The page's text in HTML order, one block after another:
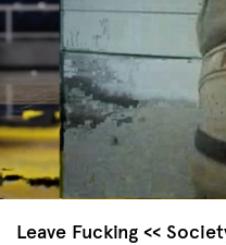
Leave Fucking <<